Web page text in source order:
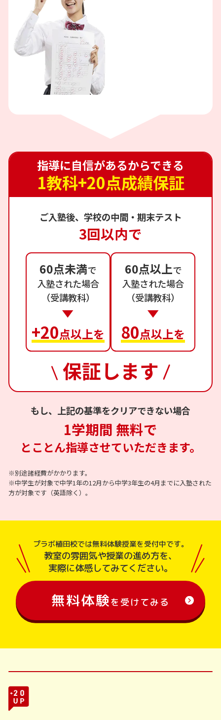
指導に自信があるからできる
1教科+20点成績保証
ご入塾後、学校の中間・期末テスト
3回以内で
60点未満で
入塾された場合
（受講教科）
+20点以上を
60点以上で
入塾された場合
（受講教科）
80点以上を
保証します
もし、上記の基準をクリアできない場合
1学期間 無料で
とことん指導させていただきます。
※別途諸経費がかかります。
※中学生が対象で中学1年の12月から中学3年生の4月までに入塾された
方が対象です（英語除く）。
プラボ植田校では無料体験授業を受付中です。
教室の雰囲気や授業の進め方を、
実際に体感してみてください。
無料体験を受けてみる